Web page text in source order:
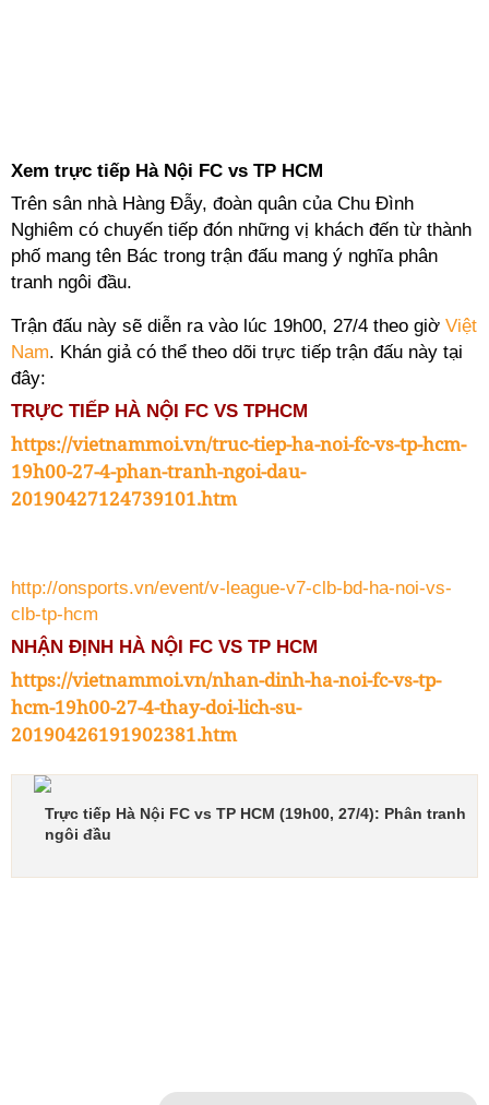
Xem trực tiếp Hà Nội FC vs TP HCM
Trên sân nhà Hàng Đẫy, đoàn quân của Chu Đình
Nghiêm có chuyến tiếp đón những vị khách đến từ thành
phố mang tên Bác trong trận đấu mang ý nghĩa phân
tranh ngôi đầu.
Trận đấu này sẽ diễn ra vào lúc 19h00, 27/4 theo giờ Việt
Nam. Khán giả có thể theo dõi trực tiếp trận đấu này tại
đây:
TRỰC TIẾP HÀ NỘI FC VS TPHCM
https://vietnammoi.vn/truc-tiep-ha-noi-fc-vs-tp-hcm-
19h00-27-4-phan-tranh-ngoi-dau-
20190427124739101.htm
http://onsports.vn/event/v-league-v7-clb-bd-ha-noi-vs-
clb-tp-hcm
NHẬN ĐỊNH HÀ NỘI FC VS TP HCM
https://vietnammoi.vn/nhan-dinh-ha-noi-fc-vs-tp-
hcm-19h00-27-4-thay-doi-lich-su-
20190426191902381.htm
Trực tiếp Hà Nội FC vs TP HCM (19h00, 27/4): Phân tranh
ngôi đầu